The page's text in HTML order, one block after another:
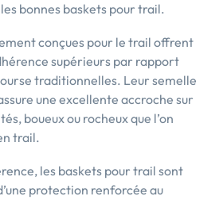
bonnes baskets pour trail.
conçues pour le trail offrent
supérieurs par rapport
traditionnelles. Leur semelle
une excellente accroche sur
boueux ou rocheux que l’on
trail.
les baskets pour trail sont
protection renforcée au